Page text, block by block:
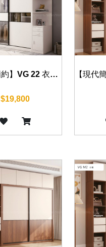
【現代簡約】VG 22 衣櫃 120/140/160/180/200cm
$19,800